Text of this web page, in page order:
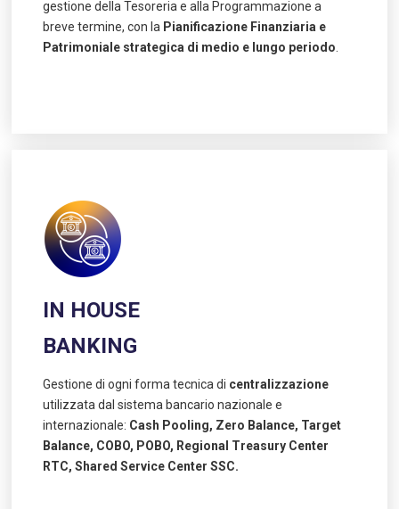
gestione della Tesoreria e alla Programmazione a
breve termine, con la Pianificazione Finanziaria e
Patrimoniale strategica di medio e lungo periodo
IN HOUSE
BANKING
Gestione di ogni forma tecnica di centralizzazione
utilizzata dal sistema bancario nazionale e
internazionale: Cash Pooling, Zero Balance, Target
Balance, COBO, POBO, Regional Treasury Center
RTC, Shared Service Center SSC.